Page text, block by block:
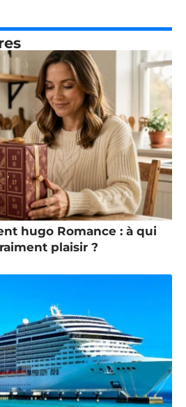
hugo Romance : à qui
plaisir ?